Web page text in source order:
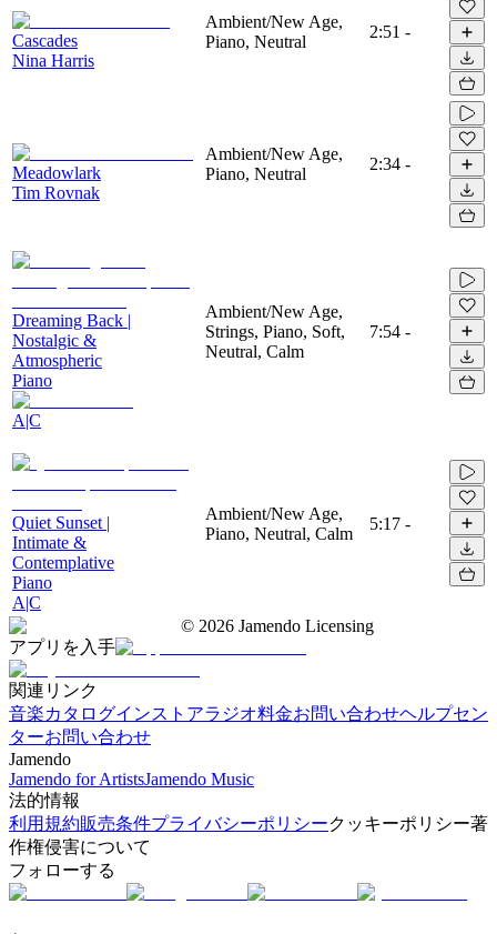
Cascades
Nina Harris
Ambient/New Age,
Piano, Neutral
2:51 -
Meadowlark
Tim Rovnak
Ambient/New Age,
Piano, Neutral
2:34 -
Dreaming Back |
Nostalgic &
Atmospheric
Piano
A|C
Ambient/New Age,
Strings, Piano, Soft,
Neutral, Calm
7:54 -
Quiet Sunset |
Intimate &
Contemplative
Piano
A|C
Ambient/New Age,
Piano, Neutral, Calm
5:17 -
© 2026 Jamendo Licensing
アプリを入手
関連リンク
音楽カタログインストアラジオ料金お問い合わせヘルプセン
ターお問い合わせ
Jamendo
Jamendo for ArtistsJamendo Music
法的情報
利用規約販売条件プライバシーポリシークッキーポリシー著
作権侵害について
フォローする